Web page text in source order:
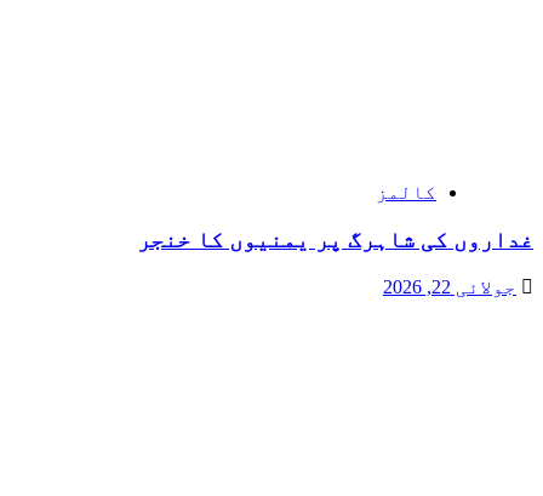
کالمز
غداروں کی شاہرگ پر یمنیوں کا خنجر
جولائی 22, 2026